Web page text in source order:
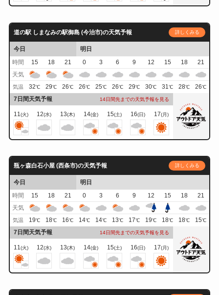
道の駅 しまなみの駅御島 (今治市)の天気予報 詳しくみる
今日
明日
時間
15 18 21 0 3 6 9 12 15 18
21
天気
気温 32℃ 29℃ 26℃ 26℃ 25℃ 26℃ 29℃ 30℃ 31℃ 28℃ 26℃
7日間天気予報 14日間先までの天気予報を見る
11(火) 12(水) 13(木) 14(金) 15(土) 16(日) 17(月)
瓶ヶ森白石小屋 (西条市)の天気予報 詳しくみる
今日
明日
時間
15 18 21 0 3 6 9 12 15 18
21
天気
気温 19℃ 18℃ 16℃ 14℃ 14℃ 13℃ 17℃ 19℃ 18℃ 18℃ 15℃
7日間天気予報 14日間先までの天気予報を見る
11(火) 12(水) 13(木) 14(金) 15(土) 16(日) 17(月)